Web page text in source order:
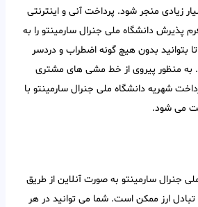
زیادی منجر شود. پرداخت آنی و اینترنتی
پذیرش دانشگاه ملی جنرال سارمینتو را به
بتوانید بدون هیچ گونه اضطراب و دردسر
به منظور پیروی از خط مشی های مشتری
شهریه دانشگاه ملی جنرال سارمینتو با
می شود.
جنرال سارمینتو به صورت آنلاین از طریق
ارز ممکن است. شما می توانید در هر